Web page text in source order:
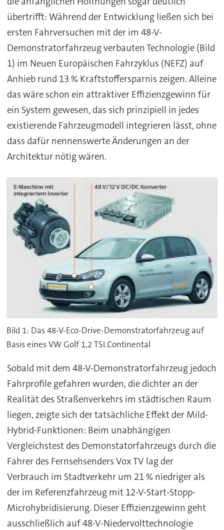
übertrifft: Während der Entwicklung ließen sich bei
ersten Fahrversuchen mit der im 48-V-
Demonstratorfahrzeug verbauten Technologie (Bild
1) im Neuen Europäischen Fahrzyklus (NEFZ) auf
Anhieb rund 13 % Kraftstoffersparnis zeigen. Alleine
das wäre schon ein attraktiver Effizienzgewinn für
ein System gewesen, das sich prinzipiell in jedes
existierende Fahrzeugmodell integrieren lässt, ohne
dass dafür nennenswerte Änderungen an der
Architektur nötig wären.
Bild 1: Das 48-V-Eco-Drive-Demonstratorfahrzeug auf
Basis eines VW Golf 1,2 TSI.Continental
Sobald mit dem 48-V-Demonstratorfahrzeug jedoch
Fahrprofile gefahren wurden, die dichter an der
Realität des Straßenverkehrs im städtischen Raum
liegen, zeigte sich der tatsächliche Effekt der Mild-
Hybrid-Funktionen: Beim unabhängigen
Vergleichstest des Demonstatorfahrzeugs durch die
Fahrer des Fernsehsenders Vox TV lag der
Verbrauch im Stadtverkehr um 21 % niedriger als
der im Referenzfahrzeug mit 12-V-Start-Stopp-
Microhybridisierung. Dieser Effizienzgewinn geht
ausschließlich auf 48-V-Niedervolttechnologie